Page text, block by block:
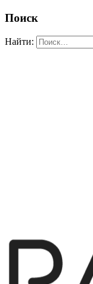
Поиск
Найти: